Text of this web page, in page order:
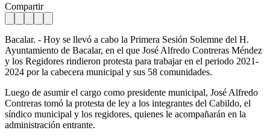
Compartir
Bacalar. - Hoy se llevó a cabo la Primera Sesión Solemne del H.
Ayuntamiento de Bacalar, en el que José Alfredo Contreras Méndez
y los Regidores rindieron protesta para trabajar en el periodo 2021-
2024 por la cabecera municipal y sus 58 comunidades.
Luego de asumir el cargo como presidente municipal, José Alfredo
Contreras tomó la protesta de ley a los integrantes del Cabildo, el
síndico municipal y los regidores, quienes le acompañarán en la
administración entrante.